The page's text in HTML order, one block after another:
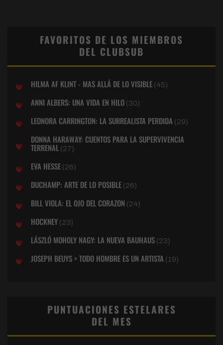
FAVORITOS DE LOS MIEMBROS
DEL CLUBSUB
HILMA AF KLINT - MAS ALLÁ DE LO VISIBLE (45)
ANNI ALBERS: UNA VIDA EN HILO (30)
LEONORA CARRINGTON: LA SURREALISTA PERDIDA (29)
DONNA HARAWAY: CUENTOS PARA LA SUPERVIVENCIA
TERRENAL (27)
EVA HESSE (26)
DUCHAMP: ARTE DE LO POSIBLE (26)
BILL VIOLA: EL OJO DEL CORAZON (24)
HOCKNEY (23)
LÁSZLÓ MOHOLY NAGY: LA NUEVA BAUHAUS (23)
JOSEPH BEUYS > TODO HOMBRE ES UN ARTISTA (19)
PUNTUACIONES ESTELARES
DEL MES